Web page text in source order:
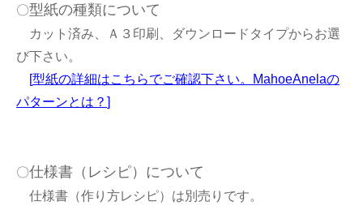
〇型紙の種類について
カット済み、Ａ３印刷、ダウンロードタイプからお選
び下さい。
[型紙の詳細はこちらでご確認下さい。MahoeAnelaの
パターンとは？ ]
〇仕様書（レシピ）について
仕様書（作り方レシピ）は別売りです。